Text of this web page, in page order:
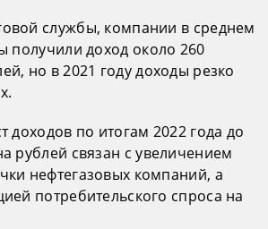
службы, компании в среднем
получили доход около 260
но в 2021 году доходы резко
доходов по итогам 2022 года до
рублей связан с увеличением
нефтегазовых компаний, а
потребительского спроса на